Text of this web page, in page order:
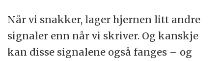
Når vi snakker, lager hjernen litt andre
signaler enn når vi skriver. Og kanskje
kan disse signalene også fanges – og